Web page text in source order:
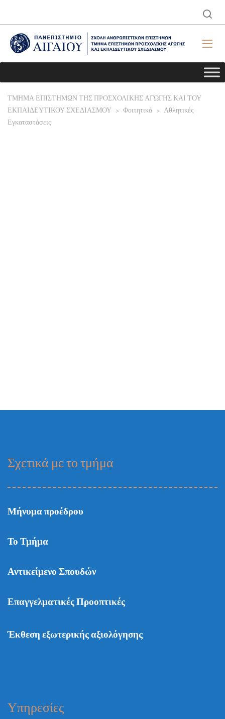
ΤΜΗΜΑ ΕΠΙΣΤΗΜΩΝ ΤΗΣ ΠΡΟΣΧΟΛΙΚΗΣ ΑΓΩΓΗΣ ΚΑΙ ΤΟΥ
ΕΚΠΑΙΔΕΥΤΙΚΟΥ ΣΧΕΔΙΑΣΜΟΥ > Φοιτητικά > Αθλητικές
Εγκαταστάσεις
Σχετικά με το τμήμα
Μήνυμα προέδρου
Το Τμήμα
Αντικείμενο Σπουδών
Επαγγελματικές Προοπτικές
Έκθεση εξωτερικής αξιολόγησης
Υπηρεσίες